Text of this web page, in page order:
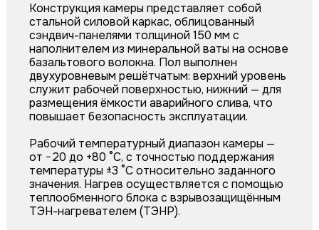
Конструкция камеры представляет собой
стальной силовой каркас, облицованный
сэндвич-панелями толщиной 150 мм с
наполнителем из минеральной ваты на основе
базальтового волокна. Пол выполнен
двухуровневым решётчатым: верхний уровень
служит рабочей поверхностью, нижний — для
размещения ёмкости аварийного слива, что
повышает безопасность эксплуатации.
Рабочий температурный диапазон камеры —
от −20 до +80 °С, с точностью поддержания
температуры ±3 °С относительно заданного
значения. Нагрев осуществляется с помощью
теплообменного блока с взрывозащищённым
ТЭН-нагревателем (ТЭНР).